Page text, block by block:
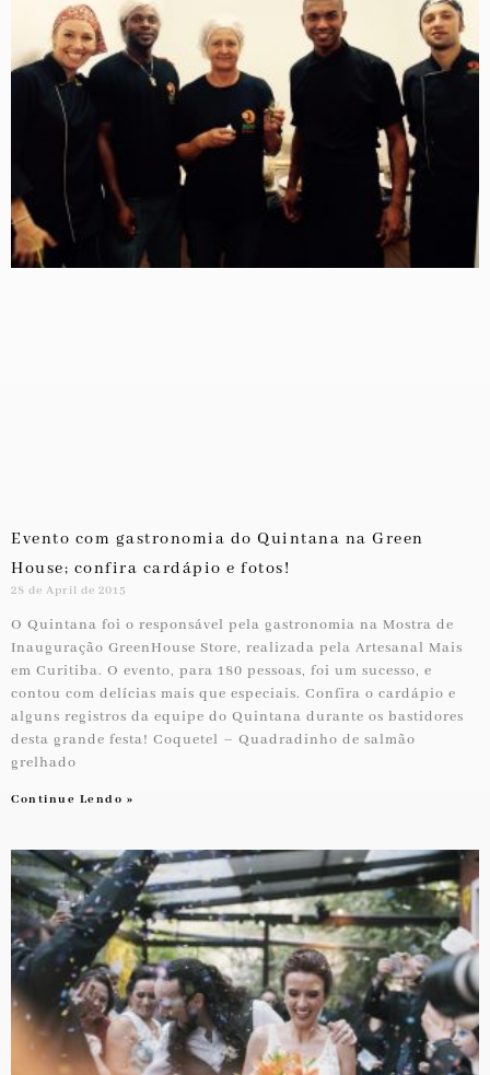
Evento com gastronomia do Quintana na Green
House; confira cardápio e fotos!
28 de April de 2015
O Quintana foi o responsável pela gastronomia na Mostra de
Inauguração GreenHouse Store, realizada pela Artesanal Mais
em Curitiba. O evento, para 180 pessoas, foi um sucesso, e
contou com delícias mais que especiais. Confira o cardápio e
alguns registros da equipe do Quintana durante os bastidores
desta grande festa! Coquetel – Quadradinho de salmão
grelhado
Continue Lendo »